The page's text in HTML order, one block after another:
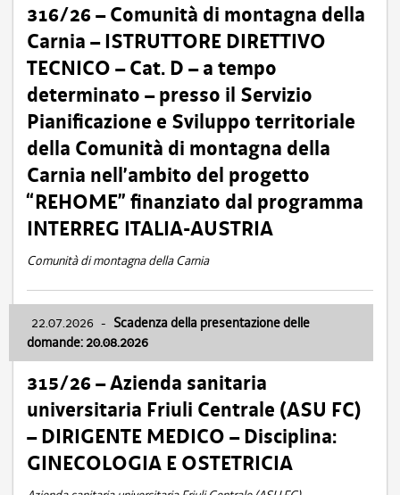
316/26 – Comunità di montagna della
Carnia – ISTRUTTORE DIRETTIVO
TECNICO – Cat. D – a tempo
determinato – presso il Servizio
Pianificazione e Sviluppo territoriale
della Comunità di montagna della
Carnia nell’ambito del progetto
“REHOME” finanziato dal programma
INTERREG ITALIA-AUSTRIA
Comunità di montagna della Carnia
22.07.2026 - Scadenza della presentazione delle
domande: 20.08.2026
315/26 – Azienda sanitaria
universitaria Friuli Centrale (ASU FC)
– DIRIGENTE MEDICO – Disciplina:
GINECOLOGIA E OSTETRICIA